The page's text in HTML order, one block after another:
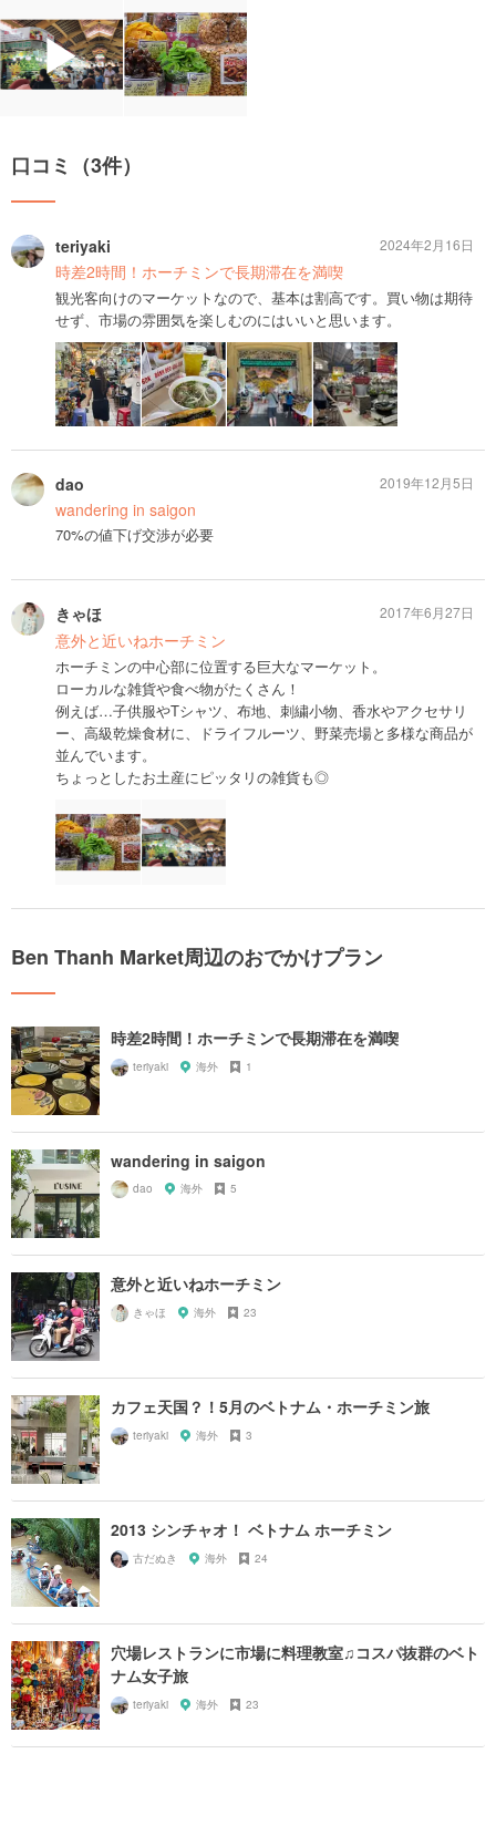
▶
口コミ（3件）
teriyaki
時差2時間！ホーチミンで長期滞在を満喫
観光客向けのマーケットなので、基本は割高です。買い物は期待
せず、市場の雰囲気を楽しむのにはいいと思います。
2024年2月16日
dao
wandering in saigon
70%の値下げ交渉が必要
2019年12月5日
きゃほ
意外と近いねホーチミン
ホーチミンの中心部に位置する巨大なマーケット。
ローカルな雑貨や食べ物がたくさん！
例えば…子供服やTシャツ、布地、刺繍小物、香水やアクセサリ
ー、高級乾燥食材に、ドライフルーツ、野菜売場と多様な商品が
並んでいます。
ちょっとしたお土産にピッタリの雑貨も◎
2017年6月27日
Ben Thanh Market周辺のおでかけプラン
時差2時間！ホーチミンで長期滞在を満喫
teriyaki 海外 1
wandering in saigon
dao 海外 5
意外と近いねホーチミン
きゃほ 海外 23
カフェ天国？！5月のベトナム・ホーチミン旅
teriyaki 海外 3
2013 シンチャオ！ ベトナム ホーチミン
古だぬき 海外 24
穴場レストランに市場に料理教室♫コスパ抜群のベト
ナム女子旅
teriyaki 海外 23